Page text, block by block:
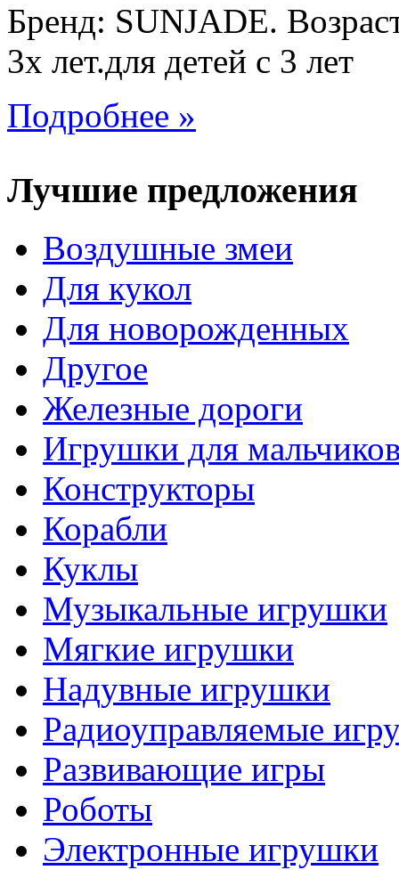
Бренд: SUNJADE.
3х лет.для детей с 3 лет
Подробнее »
Лучшие предложения
Воздушные змеи
Для кукол
Для новорожденных
Другое
Железные дороги
Игрушки для
Конструкторы
Корабли
Куклы
Музыкальные игрушки
Мягкие игрушки
Надувные игрушки
Радиоуправляемые
Развивающие игры
Роботы
Электронные игрушки